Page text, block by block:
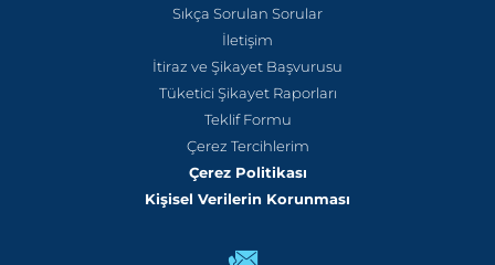
Sıkça Sorulan Sorular
İletişim
İtiraz ve Şikayet Başvurusu
Tüketici Şikayet Raporları
Teklif Formu
Çerez Tercihlerim
Çerez Politikası
Kişisel Verilerin Korunması